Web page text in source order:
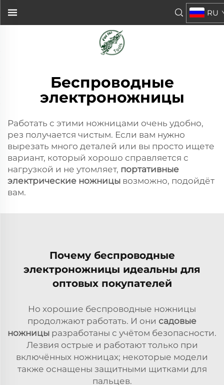
RU
Беспроводные
электроножницы
Работать с этими ножницами очень удобно,
рез получается чистым. Если вам нужно
вырезать много деталей или вы просто ищете
вариант, который хорошо справляется с
нагрузкой и не утомляет, портативные
электрические ножницы возможно, подойдёт
вам.
Почему беспроводные
электроножницы идеальны для
оптовых покупателей
Но хорошие беспроводные ножницы
продолжают работать. И они садовые
ножницы разработаны с учётом безопасности.
Лезвия острые и работают только при
включённых ножницах; некоторые модели
также оснащены защитными щитками для
пальцев.